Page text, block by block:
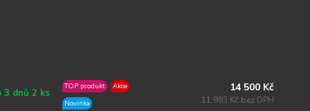
3 dnů 2 ks
TOP produkt
Akce
Novinka
14 500 Kč
11 983 Kč bez DPH